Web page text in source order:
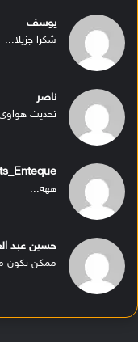
يوسف
شكرا جزيلا...
ناصر
تحديث هواوي
ههه...
حسين عبد
ممكن يكون